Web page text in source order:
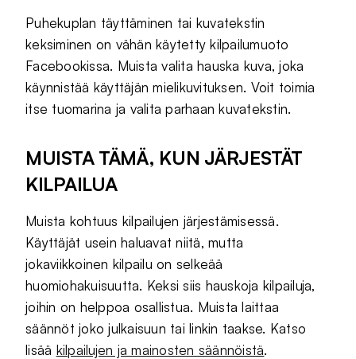
Puhekuplan täyttäminen tai kuvatekstin
keksiminen on vähän käytetty kilpailumuoto
Facebookissa. Muista valita hauska kuva, joka
käynnistää käyttäjän mielikuvituksen. Voit toimia
itse tuomarina ja valita parhaan kuvatekstin.
MUISTA TÄMÄ, KUN JÄRJESTÄT
KILPAILUA
Muista kohtuus kilpailujen järjestämisessä.
Käyttäjät usein haluavat niitä, mutta
jokaviikkoinen kilpailu on selkeää
huomiohakuisuutta. Keksi siis hauskoja kilpailuja,
joihin on helppoa osallistua. Muista laittaa
säännöt joko julkaisuun tai linkin taakse. Katso
lisää kilpailujen ja mainosten säännöistä.